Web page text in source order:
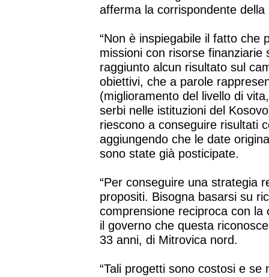
afferma la corrispondente della
“Non è inspiegabile il fatto che
missioni con risorse finanziarie
raggiunto alcun risultato sul
obiettivi, che a parole
(miglioramento del livello di
serbi nelle istituzioni del
riescono a conseguire risultati
aggiungendo che le date
sono state già posticipate.
“Per conseguire una strategia
propositi. Bisogna basarsi su
comprensione reciproca con
il governo che questa
33 anni, di Mitrovica nord.
“Tali progetti sono costosi e